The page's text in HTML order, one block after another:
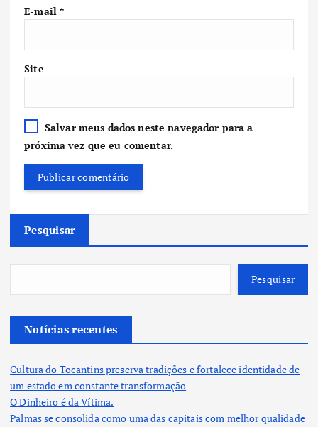
E-mail*
Site
Salvar meus dados neste navegador para a
próxima vez que eu comentar.
Pesquisar
Pesquisar
Notícias recentes
Cultura do Tocantins preserva tradições e fortalece identidade de
um estado em constante transformação
O Dinheiro é da Vítima.
Palmas se consolida como uma das capitais com melhor qualidade